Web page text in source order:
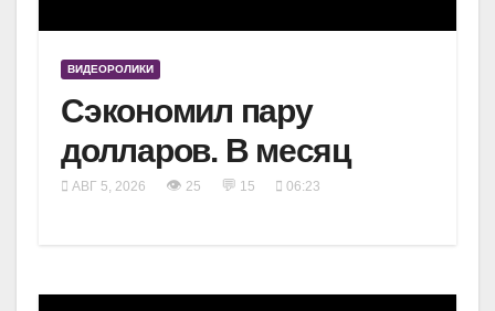
ВИДЕОРОЛИКИ
Сэкономил пару
долларов. В месяц
АВГ 5, 2026 👁 25 💬 15 06:23